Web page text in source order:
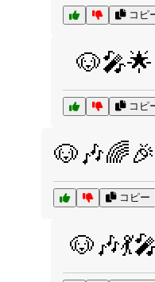
コピ
🐶🎤🌟
コピ
🐶🎶🌈🎉
コピー